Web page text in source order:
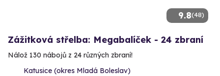
9.8(48)
Zážitková střelba: Megabalíček - 24 zbraní
Nálož 130 nábojů z 24 různých zbraní!
Katusice (okres Mladá Boleslav)